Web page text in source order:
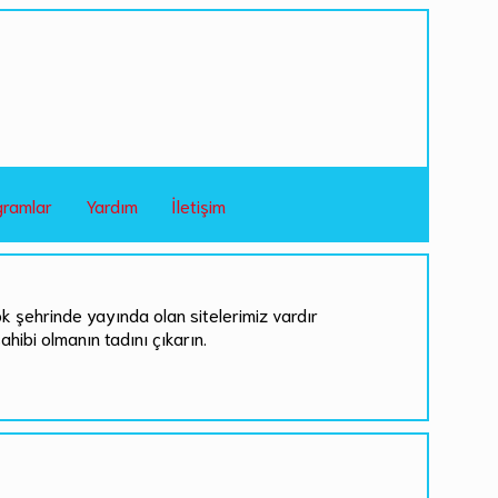
Yardım İletişim
yayında olan sitelerimiz vardır
olmanın tadını çıkarın.